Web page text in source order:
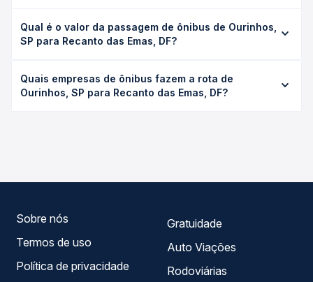
Emas, DF leva em média 22h 45min, podendo variar
conforme a viação, o tipo de serviço (convencional,
duração exata de cada opção na data desejada.
Qual é o valor da passagem de ônibus de Ourinhos,
SP para Recanto das Emas, DF?
Recanto das Emas, DF custa em média R$ 397,48 e varia
conforme a data da viagem, a empresa, o tipo de poltrona
Quais empresas de ônibus fazem a rota de
Ourinhos, SP para Recanto das Emas, DF?
Sobre nós
Termos de uso
Política de privacidade
Gratuidade
Auto Viações
Rodoviárias